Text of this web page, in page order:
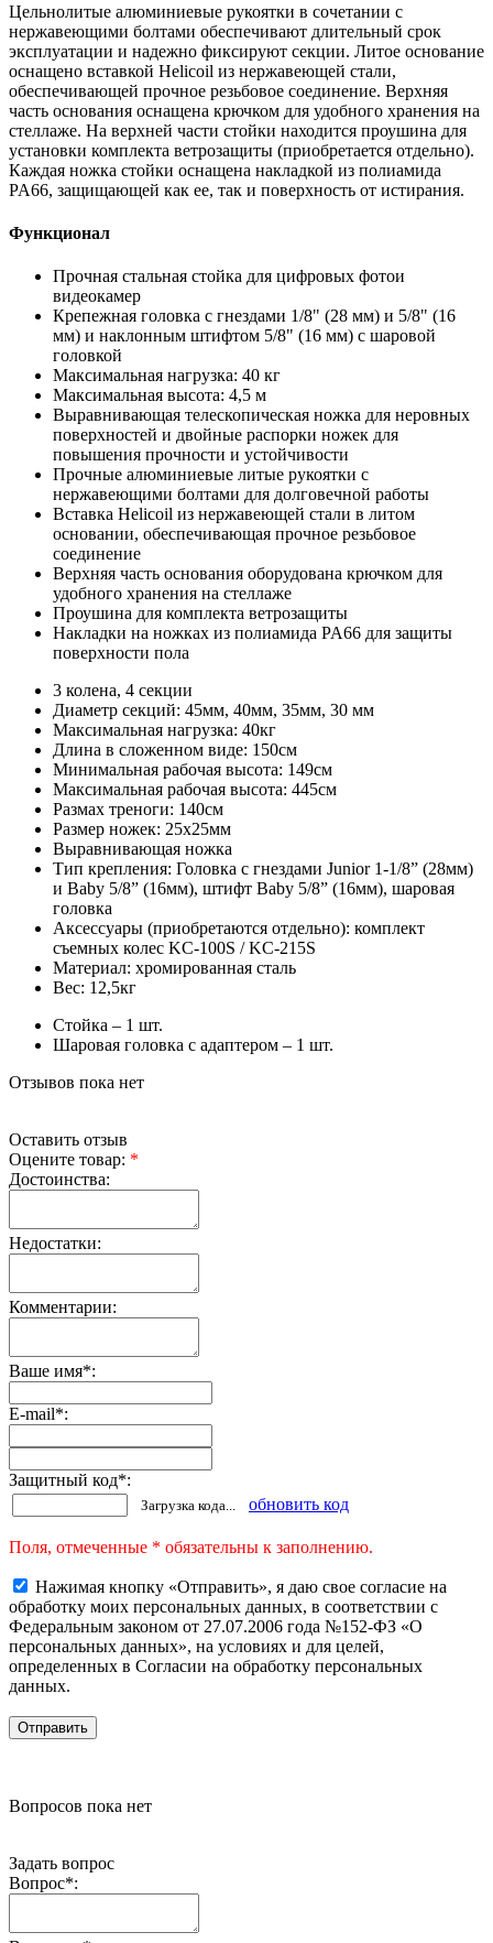
Цельнолитые алюминиевые рукоятки в сочетании с
нержавеющими болтами обеспечивают длительный срок
эксплуатации и надежно фиксируют секции. Литое основание
оснащено вставкой Helicoil из нержавеющей стали,
обеспечивающей прочное резьбовое соединение. Верхняя
часть основания оснащена крючком для удобного хранения на
стеллаже. На верхней части стойки находится проушина для
установки комплекта ветрозащиты (приобретается отдельно).
Каждая ножка стойки оснащена накладкой из полиамида
PA66, защищающей как ее, так и поверхность от истирания.
Функционал
Прочная стальная стойка для цифровых фотои
видеокамер
Крепежная головка с гнездами 1/8" (28 мм) и 5/8" (16
мм) и наклонным штифтом 5/8" (16 мм) с шаровой
головкой
Максимальная нагрузка: 40 кг
Максимальная высота: 4,5 м
Выравнивающая телескопическая ножка для неровных
поверхностей и двойные распорки ножек для
повышения прочности и устойчивости
Прочные алюминиевые литые рукоятки с
нержавеющими болтами для долговечной работы
Вставка Helicoil из нержавеющей стали в литом
основании, обеспечивающая прочное резьбовое
соединение
Верхняя часть основания оборудована крючком для
удобного хранения на стеллаже
Проушина для комплекта ветрозащиты
Накладки на ножках из полиамида PA66 для защиты
поверхности пола
3 колена, 4 секции
Диаметр секций: 45мм, 40мм, 35мм, 30 мм
Максимальная нагрузка: 40кг
Длина в сложенном виде: 150см
Минимальная рабочая высота: 149см
Максимальная рабочая высота: 445см
Размах треноги: 140см
Размер ножек: 25x25мм
Выравнивающая ножка
Тип крепления: Головка с гнездами Junior 1-1/8” (28мм)
и Baby 5/8” (16мм), штифт Baby 5/8” (16мм), шаровая
головка
Аксессуары (приобретаются отдельно): комплект
съемных колес KC-100S / KC-215S
Материал: хромированная сталь
Вес: 12,5кг
Стойка – 1 шт.
Шаровая головка с адаптером – 1 шт.
Отзывов пока нет
Оставить отзыв
Оцените товар: *
Достоинства:
Недостатки:
Комментарии:
Ваше имя*:
E-mail*:
Защитный код*:
Загрузка кода... обновить код
Поля, отмеченные * обязательны к заполнению.
Нажимая кнопку «Отправить», я даю свое согласие на
обработку моих персональных данных, в соответствии с
Федеральным законом от 27.07.2006 года №152-ФЗ «О
персональных данных», на условиях и для целей,
определенных в Согласии на обработку персональных
данных.
Вопросов пока нет
Задать вопрос
Вопрос*: